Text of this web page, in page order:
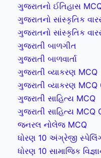
ગુજરાતનો ઈતિહાસ
ગુજરાતનો સાંસ્કૃતિક
ગુજરાતનો સાંસ્કૃતિક
ગુજરાતી બાળગીત
ગુજરાતી બાળવાર્તા
ગુજરાતી વ્યાકરણ MCQ
ગુજરાતી વ્યાકરણ MCQ
ગુજરાતી સાહિત્ય MCQ
ગુજરાતી સાહિત્ય MCQ
જનરલ નોલેજ MCQ
ધોરણ 10 અંગ્રેજી
ધોરણ 10 સામાજિક